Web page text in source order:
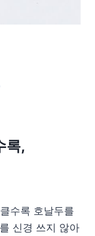
록,
수록 호날두를
신경 쓰지 않아